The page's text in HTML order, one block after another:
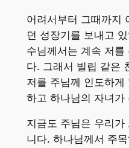
어려서부터 그때까지
던 성장기를 보내고
수님께서는 계속 저를
다. 그래서 빌립 같은
저를 주님께 인도하
하고 하나님의 자녀가
지금도 주님은 우리가
니다. 하나님께서 주